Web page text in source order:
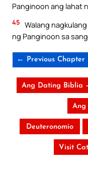
Panginoon ang lahat
45 Walang
ng Panginoon sa
← Previous Chapter
Ang Dating Biblia
Ang
Deuteronomio
Visit